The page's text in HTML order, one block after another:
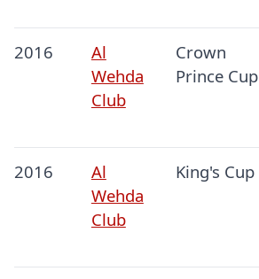
2016
Al
Wehda
Club
Crown
Prince Cup
2016
Al
Wehda
Club
King's Cup